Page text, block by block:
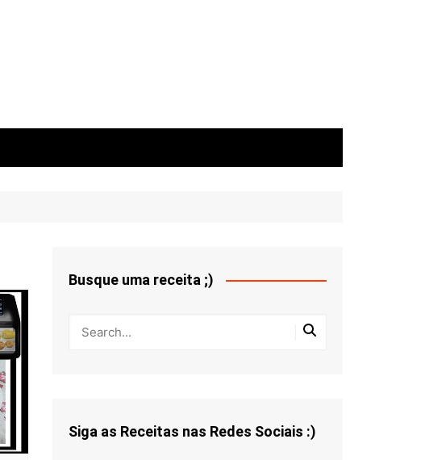
Busque uma receita ;)
Siga as Receitas nas Redes Sociais :)